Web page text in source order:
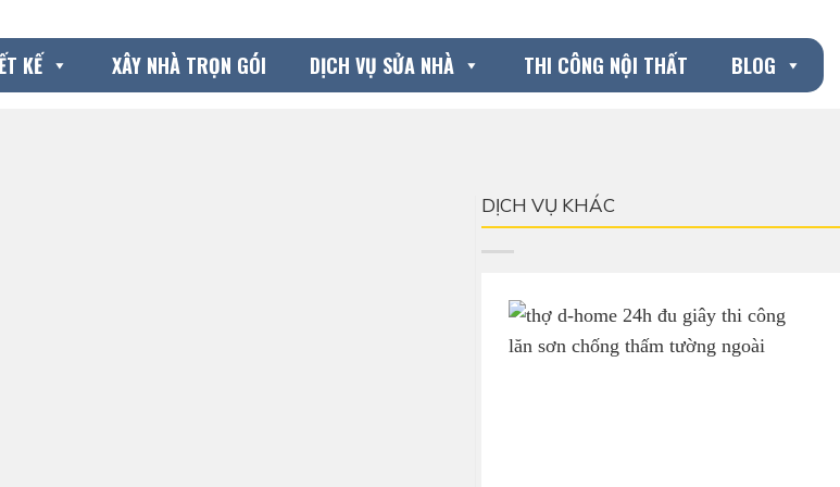
KẾ XÂY NHÀ TRỌN GÓI DỊCH VỤ SỬA NHÀ THI CÔNG NỘI THẤT BLOG
DỊCH VỤ KHÁC